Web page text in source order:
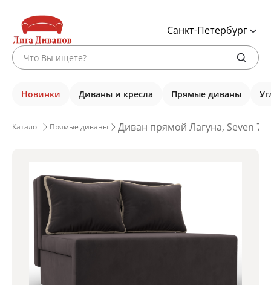
Санкт-Петербург
Новинки Диваны и кресла Прямые диваны
Каталог Прямые диваны Диван прямой Лагуна, Seven